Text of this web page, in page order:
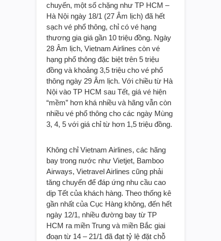
chuyến, một số chặng như TP HCM –
Hà Nội ngày 18/1 (27 Âm lịch) đã hết
sạch vé phổ thông, chỉ có vé hạng
thương gia giá gần 10 triệu đồng. Ngày
28 Âm lịch, Vietnam Airlines còn vé
hạng phổ thông đặc biệt trên 5 triệu
đồng và khoảng 3,5 triệu cho vé phổ
thông ngày 29 Âm lịch. Với chiều từ Hà
Nội vào TP HCM sau Tết, giá vé hiện
“mềm” hơn khá nhiều và hãng vẫn còn
nhiều vé phổ thông cho các ngày Mùng
3, 4, 5 với giá chỉ từ hơn 1,5 triệu đồng.
Không chỉ Vietnam Airlines, các hãng
bay trong nước như Vietjet, Bamboo
Airways, Vietravel Airlines cũng phải
tăng chuyến để đáp ứng nhu cầu cao
dịp Tết của khách hàng. Theo thống kê
gần nhất của Cục Hàng không, đến hết
ngày 12/1, nhiều đường bay từ TP
HCM ra miền Trung và miền Bắc giai
đoạn từ 14 – 21/1 đã đạt tỷ lệ đặt chỗ